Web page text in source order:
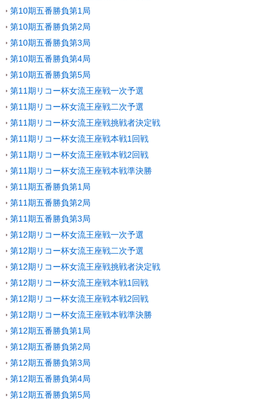
第10期五番勝負第1局
第10期五番勝負第2局
第10期五番勝負第3局
第10期五番勝負第4局
第10期五番勝負第5局
第11期リコー杯女流王座戦一次予選
第11期リコー杯女流王座戦二次予選
第11期リコー杯女流王座戦挑戦者決定戦
第11期リコー杯女流王座戦本戦1回戦
第11期リコー杯女流王座戦本戦2回戦
第11期リコー杯女流王座戦本戦準決勝
第11期五番勝負第1局
第11期五番勝負第2局
第11期五番勝負第3局
第12期リコー杯女流王座戦一次予選
第12期リコー杯女流王座戦二次予選
第12期リコー杯女流王座戦挑戦者決定戦
第12期リコー杯女流王座戦本戦1回戦
第12期リコー杯女流王座戦本戦2回戦
第12期リコー杯女流王座戦本戦準決勝
第12期五番勝負第1局
第12期五番勝負第2局
第12期五番勝負第3局
第12期五番勝負第4局
第12期五番勝負第5局